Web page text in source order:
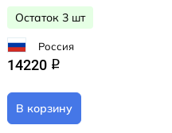
Остаток 3 шт
Россия
14220 q
В корзину